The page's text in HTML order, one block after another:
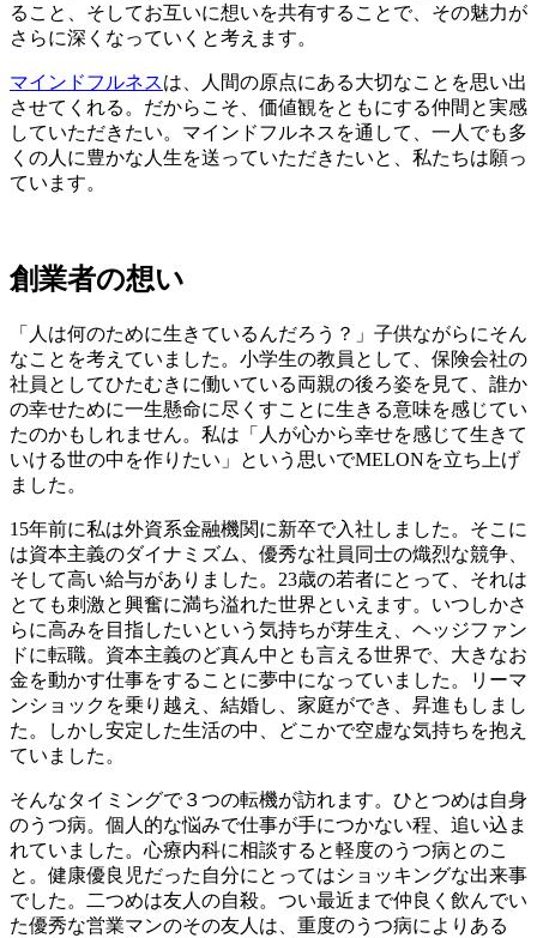
ること、そしてお互いに想いを共有することで、その魅力が
さらに深くなっていくと考えます。
マインドフルネスは、人間の原点にある大切なことを思い出
させてくれる。だからこそ、価値観をともにする仲間と実感
していただきたい。マインドフルネスを通して、一人でも多
くの人に豊かな人生を送っていただきたいと、私たちは願っ
ています。
創業者の想い
「人は何のために生きているんだろう？」子供ながらにそん
なことを考えていました。小学生の教員として、保険会社の
社員としてひたむきに働いている両親の後ろ姿を見て、誰か
の幸せために一生懸命に尽くすことに生きる意味を感じてい
たのかもしれません。私は「人が心から幸せを感じて生きて
いける世の中を作りたい」という思いでMELONを立ち上げ
ました。
15年前に私は外資系金融機関に新卒で入社しました。そこに
は資本主義のダイナミズム、優秀な社員同士の熾烈な競争、
そして高い給与がありました。23歳の若者にとって、それは
とても刺激と興奮に満ち溢れた世界といえます。いつしかさ
らに高みを目指したいという気持ちが芽生え、ヘッジファン
ドに転職。資本主義のど真ん中とも言える世界で、大きなお
金を動かす仕事をすることに夢中になっていました。リーマ
ンショックを乗り越え、結婚し、家庭ができ、昇進もしまし
た。しかし安定した生活の中、どこかで空虚な気持ちを抱え
ていました。
そんなタイミングで３つの転機が訪れます。ひとつめは自身
のうつ病。個人的な悩みで仕事が手につかない程、追い込ま
れていました。心療内科に相談すると軽度のうつ病とのこ
と。健康優良児だった自分にとってはショッキングな出来事
でした。二つめは友人の自殺。つい最近まで仲良く飲んでい
た優秀な営業マンのその友人は、重度のうつ病によりある